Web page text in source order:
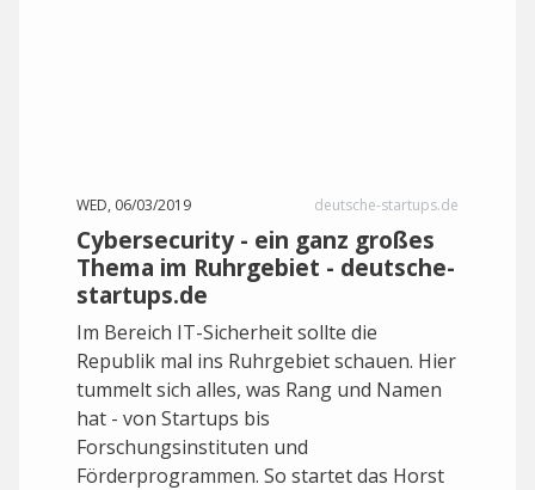
WED, 06/03/2019 deutsche-startups.de
Cybersecurity - ein ganz großes
Thema im Ruhrgebiet - deutsche-
startups.de
Im Bereich IT-Sicherheit sollte die
Republik mal ins Ruhrgebiet schauen. Hier
tummelt sich alles, was Rang und Namen
hat - von Startups bis
Forschungsinstituten und
Förderprogrammen. So startet das Horst